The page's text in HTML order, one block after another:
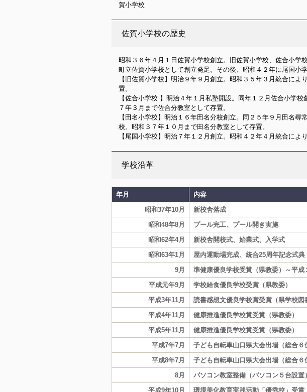
賀小学校
佐賀小学校の歴史
昭和３６年４月１日佐賀小学校創立。旧佐賀小学校、佐合小学
町立佐賀小学校として創立発足。その後、昭和４２年に尾国小
【旧佐賀小学校】明治９年９月創立。昭和３５年３月統合に
置。
【佐合小学校 】明治４年１月私塾開設。同年１２月佐合小学
７年３月まで佐合分教室として存置。
【田名小学校】明治１６年田名分校創立。同２５年９月田名
校。昭和３７年１０月まで田名分教室として存置。
【尾国小学校】明治７年１２月創立。昭和４２年４月統合により
学校沿革
年月
内容
昭和37年10月
新校舎落成
昭和48年8月
プール完工、プール開き実施
昭和62年4月
新校舎開校式、始業式、入学式
昭和63年1月
屋内運動場完成、統合25周年記念式典
9月
準健康優良学校受賞（県教委）～平成
平成元年9月
学校給食優良学校受賞（県教委）
平成3年11月
読書感想文優良学校賞受賞（県学校図
平成4年11月
健康推進優良学校賞受賞（県教委）
平成5年11月
健康推進優良学校賞受賞（県教委）
平成7年7月
子ども自転車山口県大会出場（総合６
平成8年7月
子ども自転車山口県大会出場（総合６
8月
パソコン教室整備（パソコン５台設置）
平成9年10月
環境美化教育実践活動「優秀校」受賞